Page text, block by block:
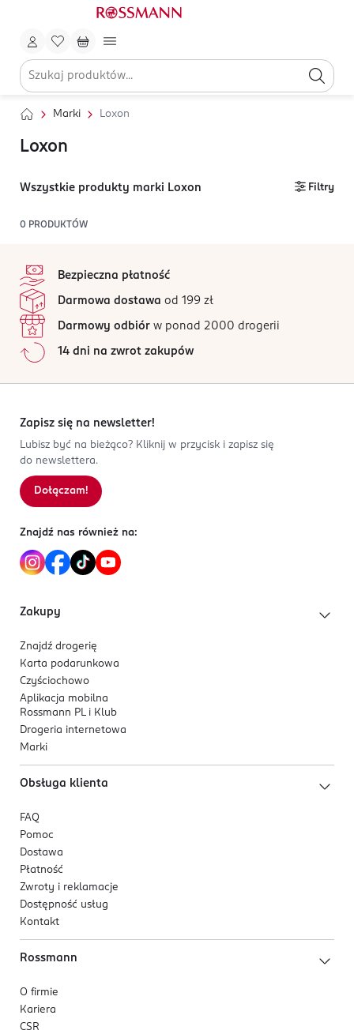
Marki Loxon
Loxon
Wszystkie produkty marki Loxon Filtry
0 PRODUKTÓW
Bezpieczna płatność
Darmowa dostawa od 199 zł
Darmowy odbiór w ponad 2000 drogerii
14 dni na zwrot zakupów
Zapisz się na newsletter!
Lubisz być na bieżąco? Kliknij w przycisk i zapisz się
do newslettera.
Dołączam!
Znajdź nas również na:
Zakupy
Znajdź drogerię
Karta podarunkowa
Czyściochowo
Aplikacja mobilna
Rossmann PL i Klub
Drogeria internetowa
Marki
Obsługa klienta
FAQ
Pomoc
Dostawa
Płatność
Zwroty i reklamacje
Dostępność usług
Kontakt
Rossmann
O firmie
Kariera
CSR